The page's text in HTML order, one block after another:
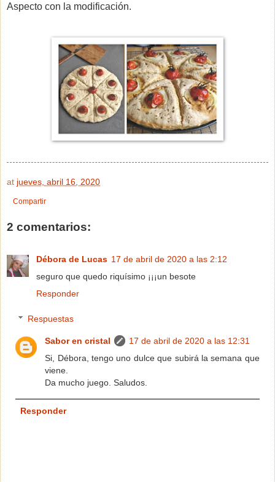
Aspecto con la modificación.
at jueves, abril 16, 2020
Compartir
2 comentarios:
Débora de Lucas 17 de abril de 2020 a las 2:12
seguro que quedo riquísimo ¡¡¡un besote
Responder
Respuestas
Sabor en cristal
17 de abril de 2020 a las 12:31
Si, Débora, tengo uno dulce que subirá la semana que
viene.
Da mucho juego. Saludos.
Responder